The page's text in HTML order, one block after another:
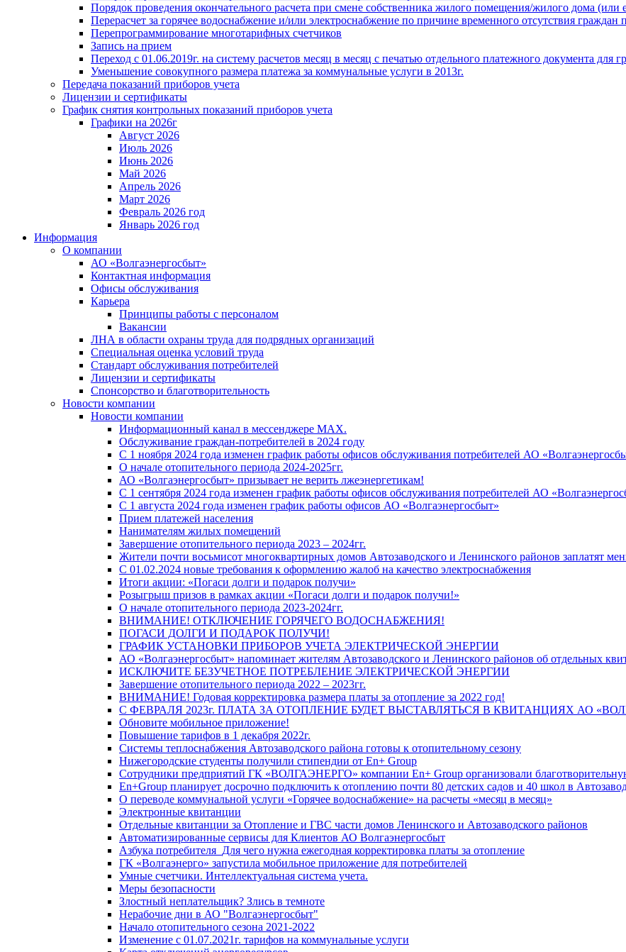
Порядок проведения окончательного расчета при смене собственника жилого помещения/жилого дома (или
Перерасчет за горячее водоснабжение и/или электроснабжение по причине временного отсутствия граждан
Перепрограммирование многотарифных счетчиков
Запись на прием
Переход с 01.06.2019г. на систему расчетов месяц в месяц с печатью отдельного платежного документа для
Уменьшение совокупного размера платежа за коммунальные услуги в 2013г.
Передача показаний приборов учета
Лицензии и сертификаты
График снятия контрольных показаний приборов учета
Графики на 2026г
Август 2026
Июль 2026
Июнь 2026
Май 2026
Апрель 2026
Март 2026
Февраль 2026 год
Январь 2026 год
Информация
О компании
АО «Волгаэнергосбыт»
Контактная информация
Офисы обслуживания
Карьера
Принципы работы с персоналом
Вакансии
ЛНА в области охраны труда для подрядных организаций
Специальная оценка условий труда
Стандарт обслуживания потребителей
Лицензии и сертификаты
Спонсорство и благотворительность
Новости компании
Новости компании
Информационный канал в мессенджере MAX.
Обслуживание граждан-потребителей в 2024 году
С 1 ноября 2024 года изменен график работы офисов обслуживания потребителей АО
О начале отопительного периода 2024-2025гг.
АО «Волгаэнергосбыт» призывает не верить лжеэнергетикам!
С 1 сентября 2024 года изменен график работы офисов обслуживания потребителей АО
С 1 августа 2024 года изменен график работы офисов АО «Волгаэнергосбыт»
Прием платежей населения
Нанимателям жилых помещений
Завершение отопительного периода 2023 – 2024гг.
Жители почти восьмисот многоквартирных домов Автозаводского и Ленинского районов заплатят
С 01.02.2024 новые требования к оформлению жалоб на качество электроснабжения
Итоги акции: «Погаси долги и подарок получи»
Розыгрыш призов в рамках акции «Погаси долги и подарок получи!»
О начале отопительного периода 2023-2024гг.
ВНИМАНИЕ! ОТКЛЮЧЕНИЕ ГОРЯЧЕГО ВОДОСНАБЖЕНИЯ!
ПОГАСИ ДОЛГИ И ПОДАРОК ПОЛУЧИ!
ГРАФИК УСТАНОВКИ ПРИБОРОВ УЧЕТА ЭЛЕКТРИЧЕСКОЙ ЭНЕРГИИ
АО «Волгаэнергосбыт» напоминает жителям Автозаводского и Ленинского районов об отдельных
ИСКЛЮЧИТЕ БЕЗУЧЕТНОЕ ПОТРЕБЛЕНИЕ ЭЛЕКТРИЧЕСКОЙ ЭНЕРГИИ
Завершение отопительного периода 2022 – 2023гг.
ВНИМАНИЕ! Годовая корректировка размера платы за отопление за 2022 год!
С ФЕВРАЛЯ 2023г. ПЛАТА ЗА ОТОПЛЕНИЕ БУДЕТ ВЫСТАВЛЯТЬСЯ В КВИТАНЦИЯХ АО
Обновите мобильное приложение!
Повышение тарифов в 1 декабря 2022г.
Системы теплоснабжения Автозаводского района готовы к отопительному сезону
Нижегородские студенты получили стипендии от En+ Group
Сотрудники предприятий ГК «ВОЛГАЭНЕРГО» компании En+ Group организовали
En+Group планирует досрочно подключить к отоплению почти 80 детских садов и 40 школ в
О переводе коммунальной услуги «Горячее водоснабжение» на расчеты «месяц в месяц»
Электронные квитанции
Отдельные квитанции за Отопление и ГВС части домов Ленинского и Автозаводского районов
Автоматизированные сервисы для Клиентов АО Волгаэнергосбыт
Азбука потребителя_Для чего нужна ежегодная корректировка платы за отопление
ГК «Волгаэнерго» запустила мобильное приложение для потребителей
Умные счетчики. Интеллектуальная система учета.
Меры безопасности
Злостный неплательщик? Злись в темноте
Нерабочие дни в АО "Волгаэнергосбыт"
Начало отопительного сезона 2021-2022
Изменение с 01.07.2021г. тарифов на коммунальные услуги